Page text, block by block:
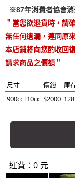
※87年消費者協會消
＂當您欲退貨時，請
無任何遺漏，連同原
本店鋪將向您酌收回
請求商品之價額 ＂
尺寸 價錢 庫
900cc±10cc $2000 128
運費：0 元